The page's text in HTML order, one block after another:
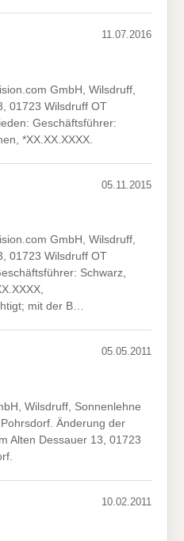
11.07.2016
GmbH, Wilsdruff,
01723 Wilsdruff OT
Geschäftsführer:
*XX.XX.XXXX.
05.11.2015
GmbH, Wilsdruff,
01723 Wilsdruff OT
Schwarz,
mit der B…
05.05.2011
Wilsdruff, Sonnenlehne
Änderung der
Alten Dessauer 13, 01723
10.02.2011